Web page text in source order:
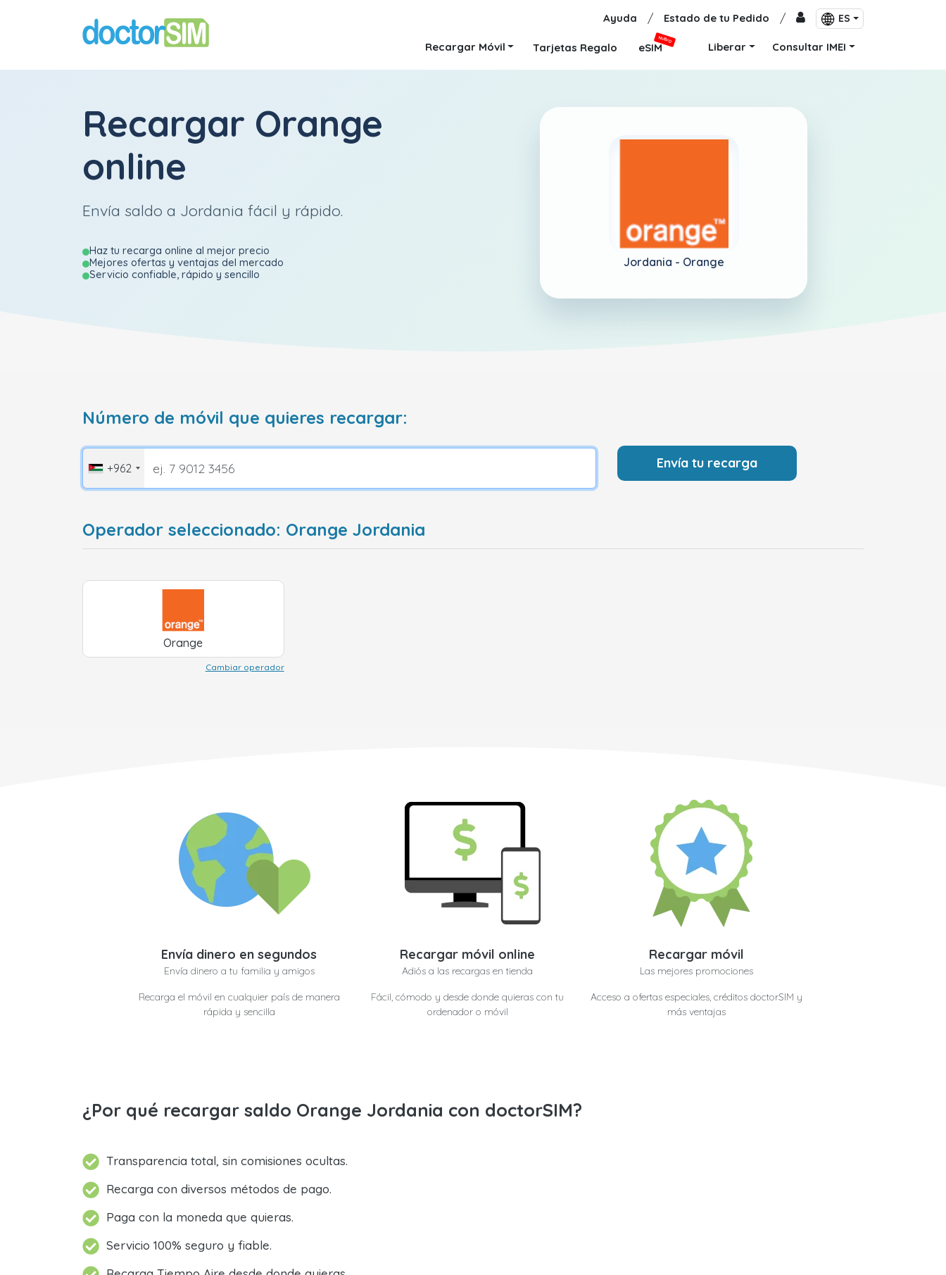
Ayuda / Estado de tu Pedido / ES
Recargar Móvil Tarjetas Regalo eSIM
NUEVO
Liberar Consultar IMEI
Recargar Orange
online
Envía saldo a Jordania fácil y rápido.
Haz tu recarga online al mejor precio
Mejores ofertas y ventajas del mercado
Servicio confiable, rápido y sencillo
Jordania - Orange
Número de móvil que quieres recargar:
+962 Envía tu recarga
Operador seleccionado: Orange Jordania
Orange
Cambiar operador
Envía dinero en segundos
Envía dinero a tu familia y amigos
Recarga el móvil en cualquier país de manera
rápida y sencilla
Recargar móvil online
Adiós a las recargas en tienda
Fácil, cómodo y desde donde quieras con tu
ordenador o móvil
Recargar móvil
Las mejores promociones
Acceso a ofertas especiales, créditos doctorSIM y
más ventajas
¿Por qué recargar saldo Orange Jordania con doctorSIM?
Transparencia total, sin comisiones ocultas.
Recarga con diversos métodos de pago.
Paga con la moneda que quieras.
Servicio 100% seguro y fiable.